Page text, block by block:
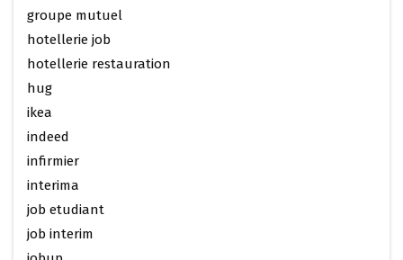
groupe mutuel
hotellerie job
hotellerie restauration
hug
ikea
indeed
infirmier
interima
job etudiant
job interim